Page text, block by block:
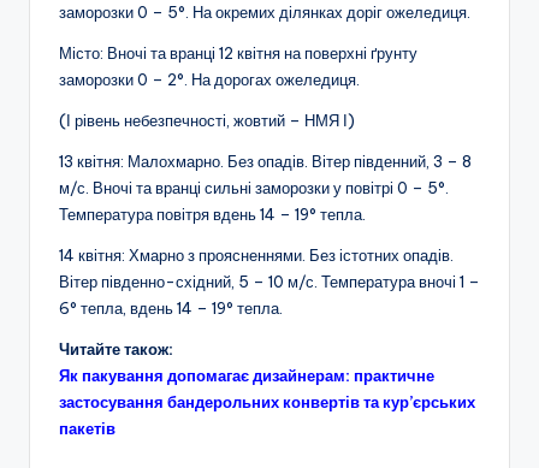
заморозки 0 – 5°. На окремих ділянках доріг ожеледиця.
Місто: Вночі та вранці 12 квітня на поверхні ґрунту
заморозки 0 – 2°. На дорогах ожеледиця.
(І рівень небезпечності, жовтий – НМЯ І)
13 квітня: Малохмарно. Без опадів. Вітер південний, 3 – 8
м/с. Вночі та вранці сильні заморозки у повітрі 0 – 5°.
Температура повітря вдень 14 – 19° тепла.
14 квітня: Хмарно з проясненнями. Без істотних опадів.
Вітер південно-східний, 5 – 10 м/с. Температура вночі 1 –
6° тепла, вдень 14 – 19° тепла.
Читайте також:
Як пакування допомагає дизайнерам: практичне
застосування бандерольних конвертів та кур’єрських
пакетів